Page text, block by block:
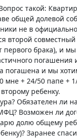
такой:
общей долевой
не в
второй
первого брака), и
погашения
погашена и мы
мне + 24/50 папе +
ребенку.
Обязателен ли
Возможен ли
долю общему
Заранее